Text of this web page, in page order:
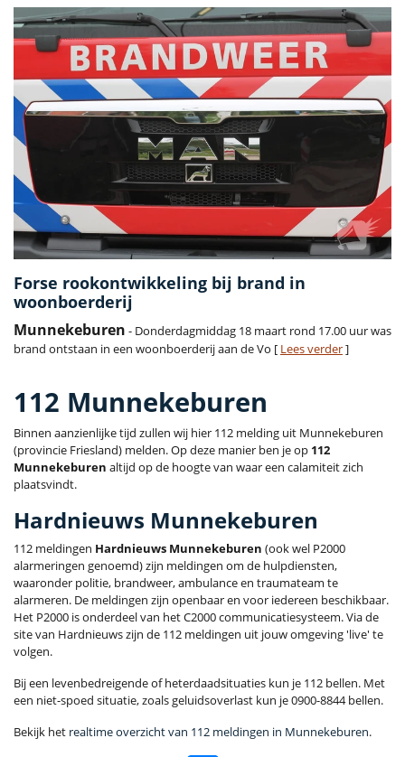
Forse rookontwikkeling bij brand in
woonboerderij
Munnekeburen - Donderdagmiddag 18 maart rond 17.00 uur was
brand ontstaan in een woonboerderij aan de Vo [ Lees verder]
112 Munnekeburen
Binnen aanzienlijke tijd zullen wij hier 112 melding uit Munnekeburen
(provincie Friesland) melden. Op deze manier ben je op 112
Munnekeburen altijd op de hoogte van waar een calamiteit zich
plaatsvindt.
Hardnieuws Munnekeburen
112 meldingen Hardnieuws Munnekeburen (ook wel P2000
alarmeringen genoemd) zijn meldingen om de hulpdiensten,
waaronder politie, brandweer, ambulance en traumateam te
alarmeren. De meldingen zijn openbaar en voor iedereen beschikbaar.
Het P2000 is onderdeel van het C2000 communicatiesysteem. Via de
site van Hardnieuws zijn de 112 meldingen uit jouw omgeving 'live' te
volgen.
Bij een levenbedreigende of heterdaadsituaties kun je 112 bellen. Met
een niet-spoed situatie, zoals geluidsoverlast kun je 0900-8844 bellen.
Bekijk het realtime overzicht van 112 meldingen in Munnekeburen.